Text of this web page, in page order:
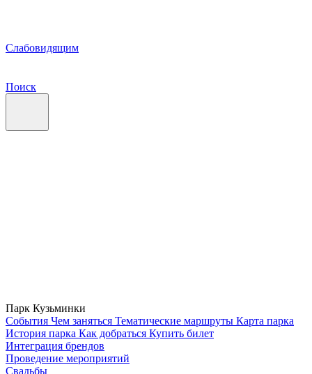
Слабовидящим
Поиск
Парк Кузьминки
Cобытия Чем заняться Тематические маршруты Карта парка
История парка Как добраться Купить билет
Интеграция брендов
Проведение мероприятий
Свадьбы